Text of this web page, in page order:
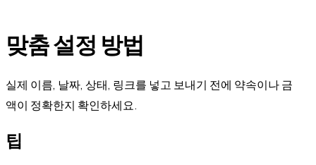
맞춤 설정 방법
실제 이름, 날짜, 상태, 링크를 넣고 보내기 전에 약속이나 금
액이 정확한지 확인하세요.
팁